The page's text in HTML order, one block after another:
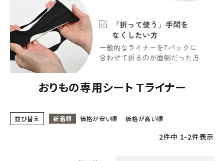
おりもの専用シート Ｔライナー
並び替え 新着順 価格が安い順 価格が高い順
2件中 1-2件表示